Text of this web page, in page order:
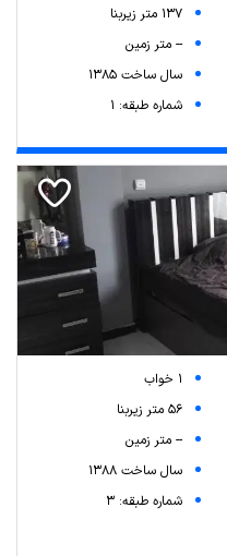
137 متر زیربنا
-- متر زمین
سال ساخت 1385
شماره طبقه: 1
1 خواب
56 متر زیربنا
-- متر زمین
سال ساخت 1388
شماره طبقه: 3